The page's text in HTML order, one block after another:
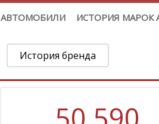
АВТОМОБИЛИ ИСТОРИЯ МАРОК
История бренда